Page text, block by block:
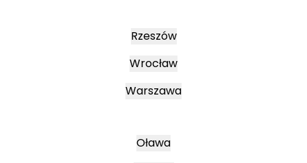
Rzeszów
Wrocław
Warszawa
Oława